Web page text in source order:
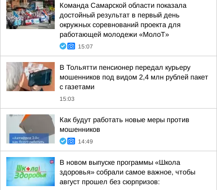
Команда Самарской области показала
достойный результат в первый день
окружных соревнований проекта для
работающей молодежи «МолоТ»
15:07
В Тольятти пенсионер передал курьеру
мошенников под видом 2,4 млн рублей пакет
с газетами
15:03
Как будут работать новые меры против
мошенников
14:49
В новом выпуске программы «Школа
здоровья» собрали самое важное, чтобы
август прошел без сюрпризов: